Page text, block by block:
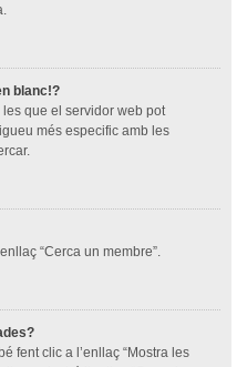
blanc!?
que el servidor web pot
més especific amb les
“Cerca un membre”.
fent clic a l’enllaç “Mostra les